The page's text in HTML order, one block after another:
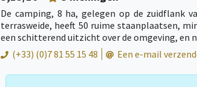
De camping, 8 ha, gelegen op de zuidflank
terrasweide, heeft 50 ruime staanplaatsen,
een schitterend uitzicht over de omgeving, en
(+33) (0)7 81 55 15 48
Een e-mail